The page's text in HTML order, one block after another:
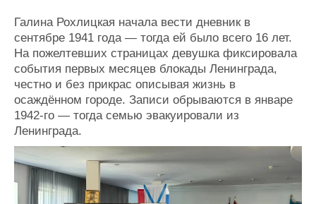
Журнал
Реклама
Конференции
Выставки и семинары
Личности
Словарь
Флот
Галерея флота
Форум
Все службы
Галина Рохлицкая начала вести дневник в
сентябре 1941 года — тогда ей было всего 16 лет.
На пожелтевших страницах девушка фиксировала
события первых месяцев блокады Ленинграда,
честно и без прикрас описывая жизнь в
осаждённом городе. Записи обрываются в январе
1942‑го — тогда семью эвакуировали из
Ленинграда.